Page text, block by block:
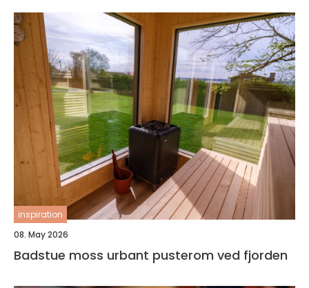
inspiration
08. May 2026
Badstue moss urbant pusterom ved fjorden